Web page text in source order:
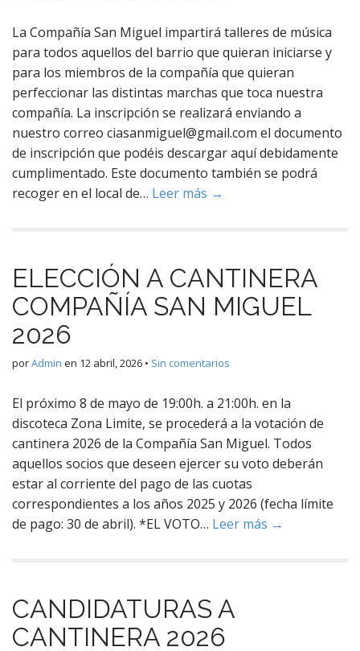
La Compañía San Miguel impartirá talleres de música
para todos aquellos del barrio que quieran iniciarse y
para los miembros de la compañía que quieran
perfeccionar las distintas marchas que toca nuestra
compañía. La inscripción se realizará enviando a
nuestro correo ciasanmiguel@gmail.com el documento
de inscripción que podéis descargar aquí debidamente
cumplimentado. Este documento también se podrá
recoger en el local de… Leer más →
ELECCIÓN A CANTINERA
COMPAÑÍA SAN MIGUEL
2026
porAdmin en 12 abril, 2026 • Sin comentarios
El próximo 8 de mayo de 19:00h. a 21:00h. en la
discoteca Zona Limite, se procederá a la votación de
cantinera 2026 de la Compañía San Miguel. Todos
aquellos socios que deseen ejercer su voto deberán
estar al corriente del pago de las cuotas
correspondientes a los años 2025 y 2026 (fecha límite
de pago: 30 de abril). *EL VOTO… Leer más →
CANDIDATURAS A
CANTINERA 2026